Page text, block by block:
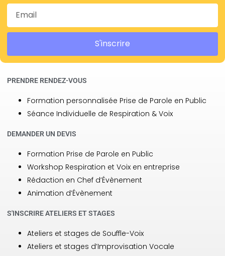
S'inscrire
PRENDRE RENDEZ-VOUS
Formation personnalisée Prise de Parole en Public
Séance Individuelle de Respiration & Voix
DEMANDER UN DEVIS
Formation Prise de Parole en Public
Workshop Respiration et Voix en entreprise
Rédaction en Chef d’Évènement
Animation d’Évènement
S'INSCRIRE ATELIERS ET STAGES
Ateliers et stages de Souffle-Voix
Ateliers et stages d’Improvisation Vocale